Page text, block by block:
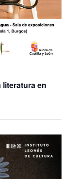
literatura en